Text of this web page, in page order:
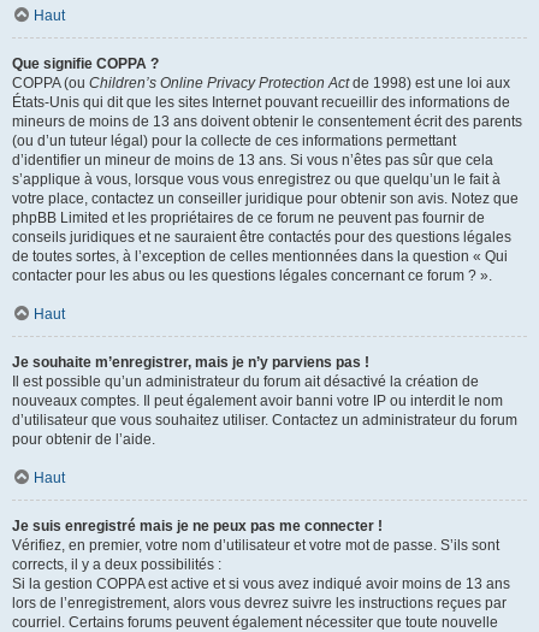
Haut
Que signifie COPPA ?
COPPA (ou Children’s Online Privacy Protection Actde 1998) est une loi aux
États-Unis qui dit que les sites Internet pouvant recueillir des informations de
mineurs de moins de 13 ans doivent obtenir le consentement écrit des parents
(ou d’un tuteur légal) pour la collecte de ces informations permettant
d’identifier un mineur de moins de 13 ans. Si vous n’êtes pas sûr que cela
s’applique à vous, lorsque vous vous enregistrez ou que quelqu’un le fait à
votre place, contactez un conseiller juridique pour obtenir son avis. Notez que
phpBB Limited et les propriétaires de ce forum ne peuvent pas fournir de
conseils juridiques et ne sauraient être contactés pour des questions légales
de toutes sortes, à l’exception de celles mentionnées dans la question « Qui
contacter pour les abus ou les questions légales concernant ce forum ? ».
Haut
Je souhaite m’enregistrer, mais je n’y parviens pas !
Il est possible qu’un administrateur du forum ait désactivé la création de
nouveaux comptes. Il peut également avoir banni votre IP ou interdit le nom
d’utilisateur que vous souhaitez utiliser. Contactez un administrateur du forum
pour obtenir de l’aide.
Haut
Je suis enregistré mais je ne peux pas me connecter !
Vérifiez, en premier, votre nom d’utilisateur et votre mot de passe. S’ils sont
corrects, il y a deux possibilités :
Si la gestion COPPA est active et si vous avez indiqué avoir moins de 13 ans
lors de l’enregistrement, alors vous devrez suivre les instructions reçues par
courriel. Certains forums peuvent également nécessiter que toute nouvelle